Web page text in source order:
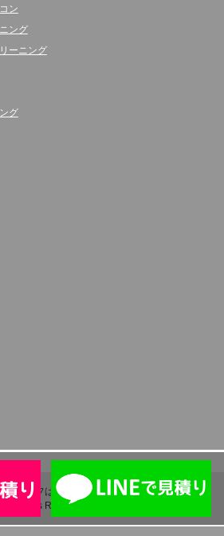
ン
ング
ーニング
グ
トライフは伊奈町、上尾市、蓮田市で大人気
All Rights Reserved.